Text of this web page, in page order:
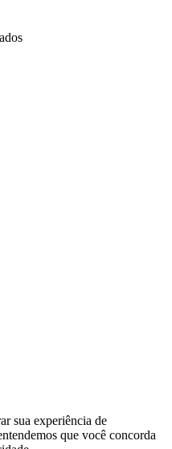
sua experiência de
que você concorda